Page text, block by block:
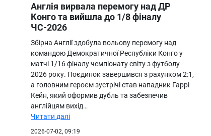
Англія вирвала перемогу над ДР
Конго та вийшла до 1/8 фіналу
ЧС-2026
Збірна Англії здобула вольову перемогу над
командою Демократичної Республіки Конго у
матчі 1/16 фіналу чемпіонату світу з футболу
2026 року. Поєдинок завершився з рахунком 2:1,
а головним героєм зустрічі став нападник Гаррі
Кейн, який оформив дубль та забезпечив
англійцям вихід…
Читати далі
2026-07-02, 09:19